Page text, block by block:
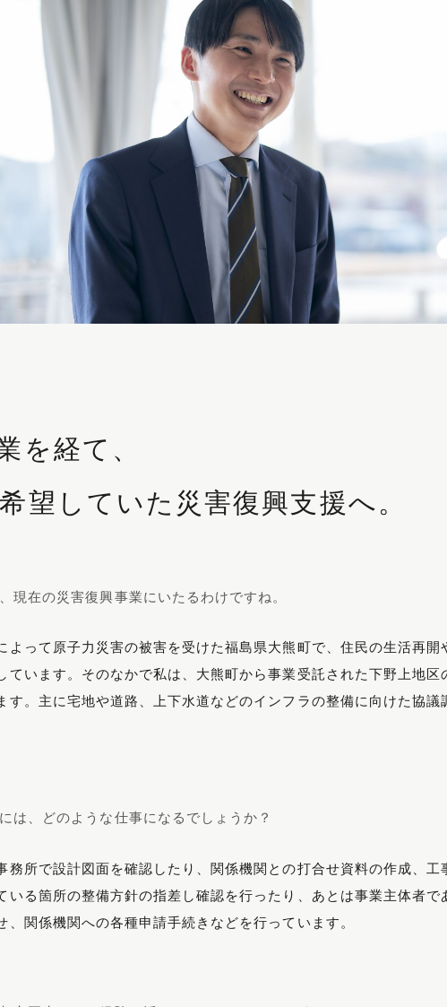
を経て、
望していた災害復興支援へ。
現在の災害復興事業にいたるわけですね。
よって原子力災害の被害を受けた福島県大熊町で、住民の生活再
ています。そのなかで私は、大熊町から事業受託された下野上地
す。主に宅地や道路、上下水道などのインフラの整備に向けた協
は、どのような仕事になるでしょうか？
務所で設計図面を確認したり、関係機関との打合せ資料の作成、
いる箇所の整備方針の指差し確認を行ったり、あとは事業主体者
、関係機関への各種申請手続きなどを行っています。